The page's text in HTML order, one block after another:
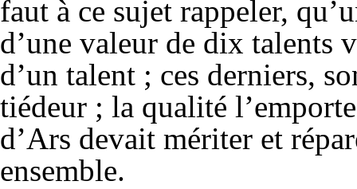
faut à ce sujet rappeler,
d’une valeur de dix talents
d’un talent ; ces derniers,
tiédeur ; la qualité
d’Ars devait mériter et
ensemble.